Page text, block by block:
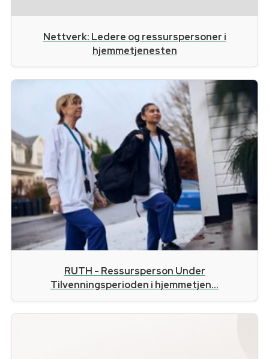
Nettverk: Ledere og ressurspersoner i
hjemmetjenesten
RUTH - Ressursperson Under
Tilvenningsperioden i hjemmetjen...